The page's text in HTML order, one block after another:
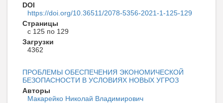
DOI
https://doi.org/10.36511/2078-5356-2021-1-125-129
Страницы
с 125 по 129
Загрузки
4362
ПРОБЛЕМЫ ОБЕСПЕЧЕНИЯ ЭКОНОМИЧЕСКОЙ
БЕЗОПАСНОСТИ В УСЛОВИЯХ НОВЫХ УГРОЗ
Авторы
Макарейко Николай Владимирович